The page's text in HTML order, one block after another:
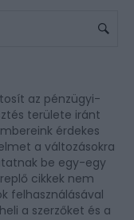
az pénzügyi-
területe iránt
érdekes
a változásokra
be egy-egy
cikkek nem
felhasználásával
a szerzőket és a